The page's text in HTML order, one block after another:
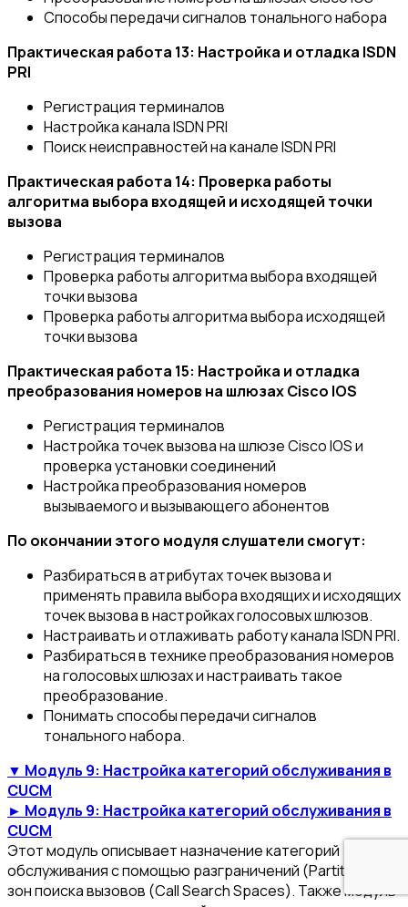
Способы передачи сигналов тонального набора
Практическая работа 13: Настройка и отладка ISDN
PRI
Регистрация терминалов
Настройка канала ISDN PRI
Поиск неисправностей на канале ISDN PRI
Практическая работа 14: Проверка работы
алгоритма выбора входящей и исходящей точки
вызова
Регистрация терминалов
Проверка работы алгоритма выбора входящей
точки вызова
Проверка работы алгоритма выбора исходящей
точки вызова
Практическая работа 15: Настройка и отладка
преобразования номеров на шлюзах Cisco IOS
Регистрация терминалов
Настройка точек вызова на шлюзе Cisco IOS и
проверка установки соединений
Настройка преобразования номеров
вызываемого и вызывающего абонентов
По окончании этого модуля слушатели смогут:
Разбираться в атрибутах точек вызова и
применять правила выбора входящих и исходящих
точек вызова в настройках голосовых шлюзов.
Настраивать и отлаживать работу канала ISDN PRI.
Разбираться в технике преобразования номеров
на голосовых шлюзах и настраивать такое
преобразование.
Понимать способы передачи сигналов
тонального набора.
▼ Модуль 9: Настройка категорий обслуживания в
CUCM
► Модуль 9: Настройка категорий обслуживания в
CUCM
Этот модуль описывает назначение категорий
обслуживания с помощью разграничений (Partitions) и
зон поиска вызовов (Call Search Spaces). Также модуль